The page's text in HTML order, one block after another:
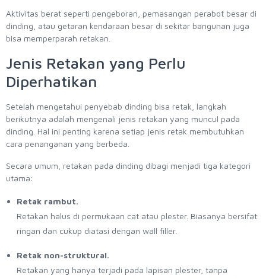
Aktivitas berat seperti pengeboran, pemasangan perabot besar di
dinding, atau getaran kendaraan besar di sekitar bangunan juga
bisa memperparah retakan.
Jenis Retakan yang Perlu
Diperhatikan
Setelah mengetahui penyebab dinding bisa retak, langkah
berikutnya adalah mengenali jenis retakan yang muncul pada
dinding. Hal ini penting karena setiap jenis retak membutuhkan
cara penanganan yang berbeda.
Secara umum, retakan pada dinding dibagi menjadi tiga kategori
utama:
Retak rambut.
Retakan halus di permukaan cat atau plester. Biasanya bersifat
ringan dan cukup diatasi dengan wall filler.
Retak non-struktural.
Retakan yang hanya terjadi pada lapisan plester, tanpa